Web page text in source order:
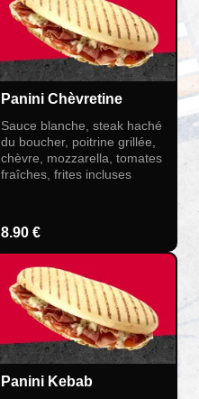
Panini Chèvretine
Sauce blanche, steak haché
du boucher, poitrine grillée,
chèvre, mozzarella, tomates
fraîches, frites incluses
8.90 €
Panini Kebab